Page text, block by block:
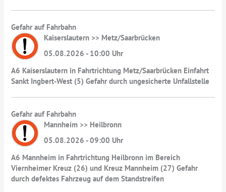
Gefahr auf Fahrbahn
Kaiserslautern >> Metz/Saarbrücken
05.08.2026 - 10:00 Uhr
A6 Kaiserslautern in Fahrtrichtung Metz/Saarbrücken Einfahrt
Sankt Ingbert-West (5) Gefahr durch ungesicherte Unfallstelle
Gefahr auf Fahrbahn
Mannheim >> Heilbronn
05.08.2026 - 09:00 Uhr
A6 Mannheim in Fahrtrichtung Heilbronn im Bereich
Viernheimer Kreuz (26) und Kreuz Mannheim (27) Gefahr
durch defektes Fahrzeug auf dem Standstreifen